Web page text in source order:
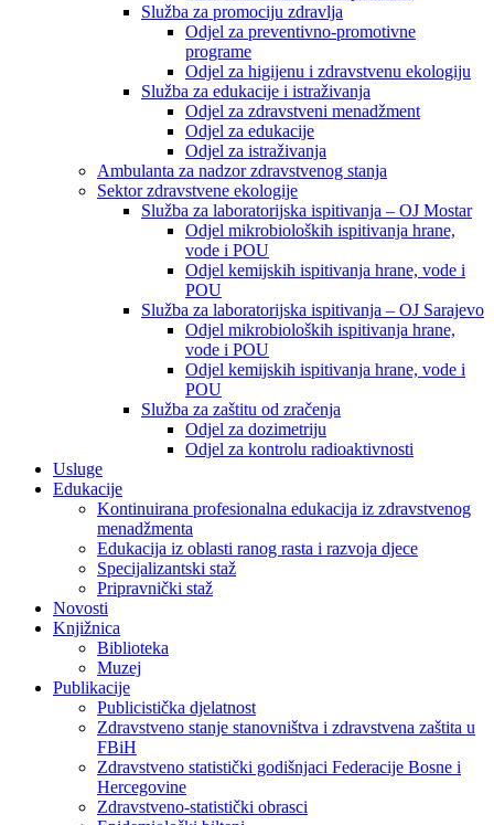
Služba za promociju zdravlja
Odjel za preventivno-promotivne
programe
Odjel za higijenu i zdravstvenu ekologiju
Služba za edukacije i istraživanja
Odjel za zdravstveni menadžment
Odjel za edukacije
Odjel za istraživanja
Ambulanta za nadzor zdravstvenog stanja
Sektor zdravstvene ekologije
Služba za laboratorijska ispitivanja – OJ Mostar
Odjel mikrobioloških ispitivanja hrane,
vode i POU
Odjel kemijskih ispitivanja hrane, vode i
POU
Služba za laboratorijska ispitivanja – OJ Sarajevo
Odjel mikrobioloških ispitivanja hrane,
vode i POU
Odjel kemijskih ispitivanja hrane, vode i
POU
Služba za zaštitu od zračenja
Odjel za dozimetriju
Odjel za kontrolu radioaktivnosti
Usluge
Edukacije
Kontinuirana profesionalna edukacija iz zdravstvenog
menadžmenta
Edukacija iz oblasti ranog rasta i razvoja djece
Specijalizantski staž
Pripravnički staž
Novosti
Knjižnica
Biblioteka
Muzej
Publikacije
Publicistička djelatnost
Zdravstveno stanje stanovništva i zdravstvena zaštita u
FBiH
Zdravstveno statistički godišnjaci Federacije Bosne i
Hercegovine
Zdravstveno-statistički obrasci